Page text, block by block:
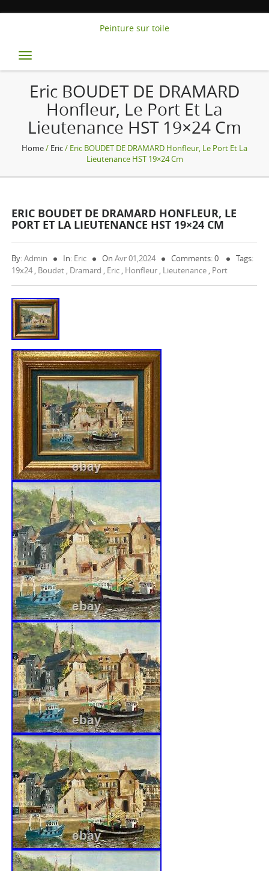
Peinture sur toile
Toggle
navigation
Eric BOUDET DE DRAMARD
Honfleur, Le Port Et La
Lieutenance HST 19×24 Cm
Home/ Eric/ Eric BOUDET DE DRAMARD Honfleur, Le Port Et La
Lieutenance HST 19×24 Cm
ERIC BOUDET DE DRAMARD HONFLEUR, LE
PORT ET LA LIEUTENANCE HST 19×24 CM
By:Admin In: Eric OnAvr 01,2024 Comments: 0
Tags:
19x24 , Boudet , Dramard , Eric , Honfleur , Lieutenance , Port